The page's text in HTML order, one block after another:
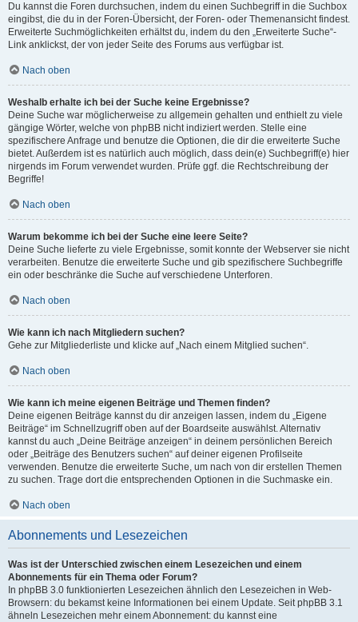
Du kannst die Foren durchsuchen, indem du einen Suchbegriff in die Suchbox
eingibst, die du in der Foren-Übersicht, der Foren- oder Themenansicht findest.
Erweiterte Suchmöglichkeiten erhältst du, indem du den „Erweiterte Suche“-
Link anklickst, der von jeder Seite des Forums aus verfügbar ist.
Nach oben
Weshalb erhalte ich bei der Suche keine Ergebnisse?
Deine Suche war möglicherweise zu allgemein gehalten und enthielt zu viele
gängige Wörter, welche von phpBB nicht indiziert werden. Stelle eine
spezifischere Anfrage und benutze die Optionen, die dir die erweiterte Suche
bietet. Außerdem ist es natürlich auch möglich, dass dein(e) Suchbegriff(e) hier
nirgends im Forum verwendet wurden. Prüfe ggf. die Rechtschreibung der
Begriffe!
Nach oben
Warum bekomme ich bei der Suche eine leere Seite?
Deine Suche lieferte zu viele Ergebnisse, somit konnte der Webserver sie nicht
verarbeiten. Benutze die erweiterte Suche und gib spezifischere Suchbegriffe
ein oder beschränke die Suche auf verschiedene Unterforen.
Nach oben
Wie kann ich nach Mitgliedern suchen?
Gehe zur Mitgliederliste und klicke auf „Nach einem Mitglied suchen“.
Nach oben
Wie kann ich meine eigenen Beiträge und Themen finden?
Deine eigenen Beiträge kannst du dir anzeigen lassen, indem du „Eigene
Beiträge“ im Schnellzugriff oben auf der Boardseite auswählst. Alternativ
kannst du auch „Deine Beiträge anzeigen“ in deinem persönlichen Bereich
oder „Beiträge des Benutzers suchen“ auf deiner eigenen Profilseite
verwenden. Benutze die erweiterte Suche, um nach von dir erstellen Themen
zu suchen. Trage dort die entsprechenden Optionen in die Suchmaske ein.
Nach oben
Abonnements und Lesezeichen
Was ist der Unterschied zwischen einem Lesezeichen und einem
Abonnements für ein Thema oder Forum?
In phpBB 3.0 funktionierten Lesezeichen ähnlich den Lesezeichen in Web-
Browsern: du bekamst keine Informationen bei einem Update. Seit phpBB 3.1
ähneln Lesezeichen mehr einem Abonnement: du kannst eine